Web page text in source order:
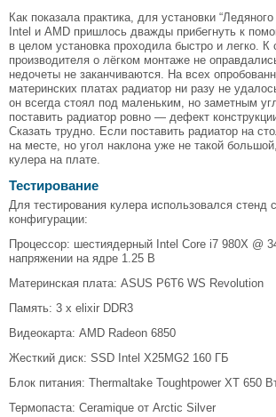
Как показала практика, для установки
Intel и AMD пришлось дважды прибегнуть к
в целом установка проходила быстро и легко.
производителя о лёгком монтаже не
недочеты не заканчиваются. На всех
материнских платах радиатор ни разу не
он всегда стоял под маленьким, но заметным
поставить радиатор ровно — дефект
Сказать трудно. Если поставить радиатор на
на месте, но угол наклона уже не такой
кулера на плате.
Тестирование
Для тестирования кулера использовался
конфигурации:
Процессор: шестиядерный Intel Core i7 980X @
напряжении на ядре 1.25 В
Материнская плата: ASUS P6T6 WS Revolution
Память: 3 x elixir DDR3
Видеокарта: AMD Radeon 6850
Жесткий диск: SSD Intel X25MG2 160 ГБ
Блок питания: Thermaltake Toughtpower XT 650
Термопаста: Ceramique от Arctic Silver